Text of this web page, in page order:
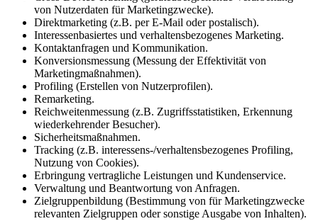
von Nutzerdaten für Marketingzwecke).
Direktmarketing (z.B. per E-Mail oder postalisch).
Interessenbasiertes und verhaltensbezogenes Marketing.
Kontaktanfragen und Kommunikation.
Konversionsmessung (Messung der Effektivität von
Marketingmaßnahmen).
Profiling (Erstellen von Nutzerprofilen).
Remarketing.
Reichweitenmessung (z.B. Zugriffsstatistiken, Erkennung
wiederkehrender Besucher).
Sicherheitsmaßnahmen.
Tracking (z.B. interessens-/verhaltensbezogenes Profiling,
Nutzung von Cookies).
Erbringung vertragliche Leistungen und Kundenservice.
Verwaltung und Beantwortung von Anfragen.
Zielgruppenbildung (Bestimmung von für Marketingzwecke
relevanten Zielgruppen oder sonstige Ausgabe von Inhalten).